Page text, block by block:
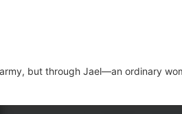
but through Jael—an ordinary